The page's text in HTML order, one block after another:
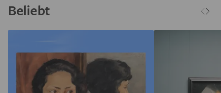
Beliebt